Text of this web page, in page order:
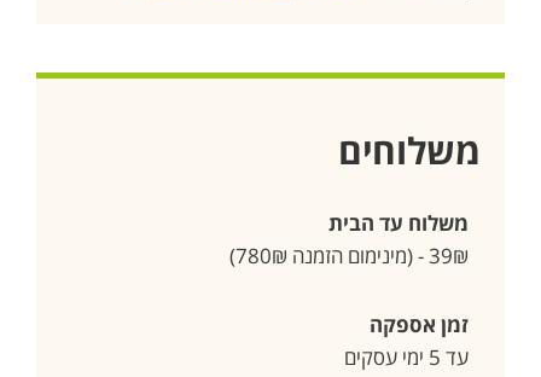
משלוחים
משלוח עד הבית
39₪ - (מינימום הזמנה 780₪)
זמן אספקה
עד 5 ימי עסקים